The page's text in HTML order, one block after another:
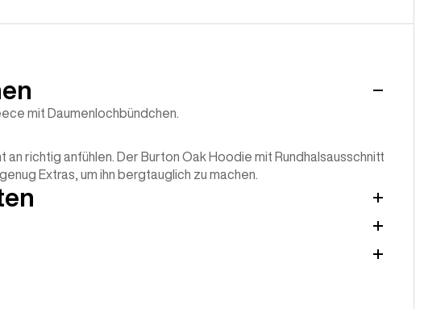
mit Daumenlochbündchen.
richtig anfühlen. Der Burton Oak Hoodie mit Rundhalsausschnitt
Extras, um ihn bergtauglich zu machen.